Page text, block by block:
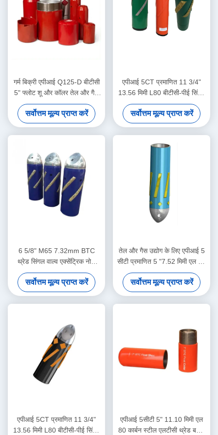
गर्म बिक्री एपीआई Q125-D बीटीसी
5" फ्लोट शू और कॉलर तेल और गैस
कुएं सीमेंटिंग के लिए डबल-वाल्व
सर्वोत्तम मूल्य प्राप्त करें
एपीआई 5CT प्रमाणित 11 3/4"
13.56 मिमी L80 बीटीसी-पीई सिंगल
वाल्व विलक्षण नोज एल्यूमीनियम मिश्र
धातु फ्लोट शू तेल और गैस उद्योग के
लिए
सर्वोत्तम मूल्य प्राप्त करें
6 5/8" M65 7.32mm BTC
थ्रेड सिंगल वाल्व एक्सेंट्रिक नोज
फ्लोट शू तेल क्षेत्र सीमेंटिंग
अनुप्रयोगों के लिए समर्पित
सर्वोत्तम मूल्य प्राप्त करें
तेल और गैस उद्योग के लिए एपीआई 5
सीटी प्रमाणित 5 "7.52 मिमी एल 80
बीटीसी एकल वाल्व स्व-लॉच
एल्यूमीनियम मिश्र धातु फ्लोट जूता
सर्वोत्तम मूल्य प्राप्त करें
एपीआई 5CT प्रमाणित 11 3/4"
13.56 मिमी L80 बीटीसी-पीई सिंगल
एपीआई 5सीटी 5" 11.10 मिमी एल
80 कार्बन स्टील एलटीसी थ्रेड बकल